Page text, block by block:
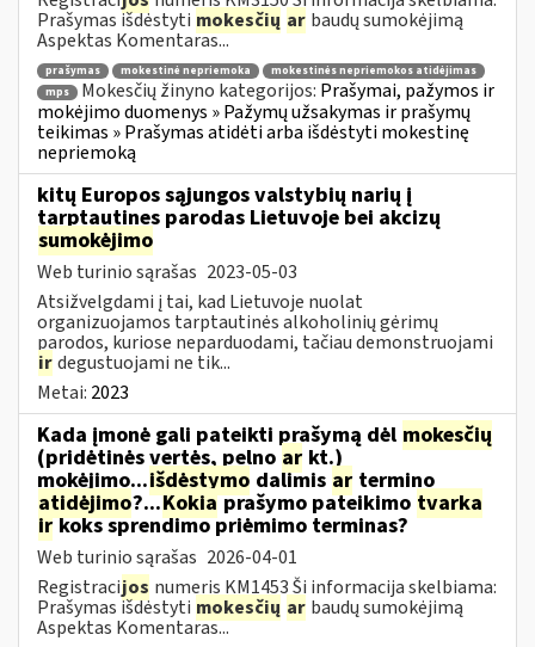
Prašymas išdėstyti mokesčių ar baudų sumokėjimą
Aspektas Komentaras...
prašymas mokestinė nepriemoka
mokestinės nepriemokos atidėjimas
mps
Mokesčių žinyno kategorijos: Prašymai, pažymos ir
mokėjimo duomenys » Pažymų užsakymas ir prašymų
teikimas » Prašymas atidėti arba išdėstyti mokestinę
nepriemoką
kitų Europos sąjungos valstybių narių į
tarptautines parodas Lietuvoje bei akcizų
sumokėjimo
Web turinio sąrašas 2023-05-03
Atsižvelgdami į tai, kad Lietuvoje nuolat
organizuojamos tarptautinės alkoholinių gėrimų
parodos, kuriose neparduodami, tačiau demonstruojami
irdegustuojami ne tik...
Metai: 2023
Kada įmonė gali pateikti prašymą dėl mokesčių
(pridėtinės vertės, pelno ar kt.)
mokėjimo...išdėstymo dalimis ar termino
atidėjimo?...Kokiaprašymo pateikimo tvarka
irkoks sprendimo priėmimo terminas?
Web turinio sąrašas 2026-04-01
Registracijos numeris KM1453 Ši informacija skelbiama:
Prašymas išdėstyti mokesčių ar baudų sumokėjimą
Aspektas Komentaras...